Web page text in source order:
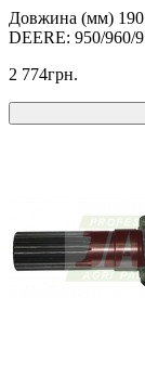
Довжина (мм) 190
DEERE: 950/960/
2 774грн.